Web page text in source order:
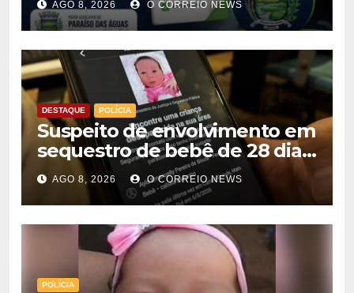
AGO 8, 2026 O CORREIO NEWS
DESTAQUE POLÍCIA
Suspeito de envolvimento em
sequestro de bebê de 28 dias
é preso na Capital
AGO 8, 2026 O CORREIO NEWS
POLÍCIA